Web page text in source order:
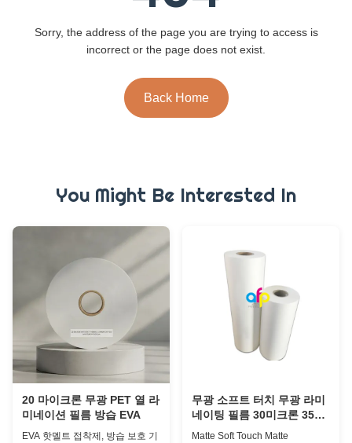
Sorry, the address of the page you are trying to access is
incorrect or the page does not exist.
Back Home
You Might Be Interested In
20 마이크론 무광 PET 열 라
미네이션 필름 방습 EVA
EVA 핫멜트 접착제, 방습 보호 기
무광 소프트 터치 무광 라미
네이팅 필름 30미크론 35미
크론 고급 포장재용
Matte Soft Touch Matte